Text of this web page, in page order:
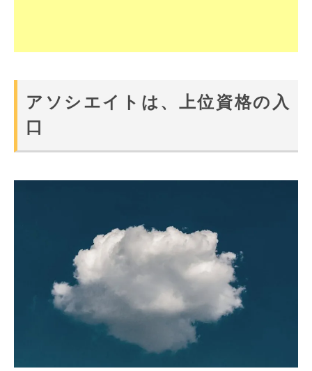
アソシエイトは、上位資格の入
口